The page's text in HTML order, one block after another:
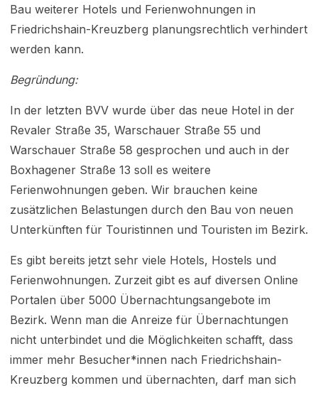
Bau weiterer Hotels und Ferienwohnungen in
Friedrichshain-Kreuzberg planungsrechtlich verhindert
werden kann.
Begründung:
In der letzten BVV wurde über das neue Hotel in der
Revaler Straße 35, Warschauer Straße 55 und
Warschauer Straße 58 gesprochen und auch in der
Boxhagener Straße 13 soll es weitere
Ferienwohnungen geben. Wir brauchen keine
zusätzlichen Belastungen durch den Bau von neuen
Unterkünften für Touristinnen und Touristen im Bezirk.
Es gibt bereits jetzt sehr viele Hotels, Hostels und
Ferienwohnungen. Zurzeit gibt es auf diversen Online
Portalen über 5000 Übernachtungsangebote im
Bezirk. Wenn man die Anreize für Übernachtungen
nicht unterbindet und die Möglichkeiten schafft, dass
immer mehr Besucher*innen nach Friedrichshain-
Kreuzberg kommen und übernachten, darf man sich